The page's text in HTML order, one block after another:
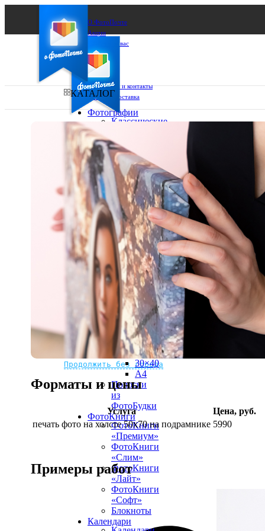
О ФотоПочте
Акции
Сделаем за вас
Бизнесу
FAQ
Франшиза
Поддержка и контакты
Оплата и доставка
Ваш город:
Ваш регион доставки
Выберите из списка:
Не нашли Ваш город?
Мы доставляем по всему миру
Продолжить без города
КАТАЛОГ
Фотографии
Классические
10х15
13х18
15х15
15х20
20х20
20х30
30х30
30х40
А4
Фото
в
рамке
10х10
10×15
13×18
15×15
15×20
20×20
20×30
30×30
30×40
A4
Полоски
из
ФотоБудки
ФотоКниги
ФотоКниги
«Премиум»
ФотоКниги
«Слим»
ФотоКниги
«Лайт»
ФотоКниги
«Софт»
Блокноты
Календари
Форматы и цены
Услуга
Цена, руб.
печать фото на холсте 50х70 на подрамнике 5990
Примеры работ